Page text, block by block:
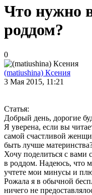
Что нужно
роддом?
0
(matiushina) Ксения
3 Мая 2015, 11:21
Статья:
Добрый день, дорогие
Я уверена, если вы
самой счастливой
быть лучше
Хочу поделиться с вами
в роддом. Надеюсь, что
учтете мои минусы и
Рожала я в обычной
ничего не